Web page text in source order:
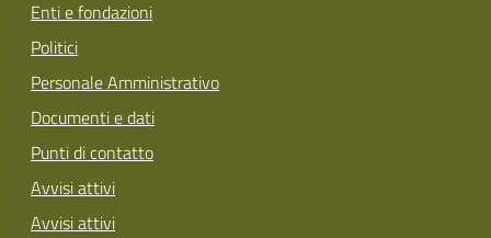
Enti e fondazioni
Politici
Personale Amministrativo
Documenti e dati
Punti di contatto
Avvisi attivi
Avvisi attivi